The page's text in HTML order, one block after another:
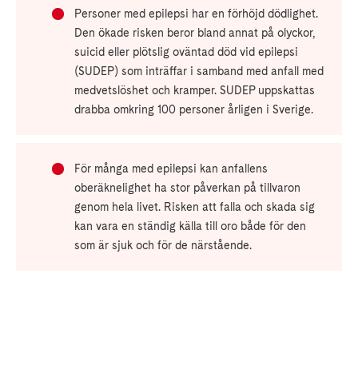
Personer med epilepsi har en förhöjd dödlighet.
Den ökade risken beror bland annat på olyckor,
suicid eller plötslig oväntad död vid epilepsi
(SUDEP) som inträffar i samband med anfall med
medvetslöshet och kramper. SUDEP uppskattas
drabba omkring 100 personer årligen i Sverige.
För många med epilepsi kan anfallens
oberäknelighet ha stor påverkan på tillvaron
genom hela livet. Risken att falla och skada sig
kan vara en ständig källa till oro både för den
som är sjuk och för de närstående.